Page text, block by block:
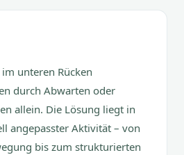
unteren Rücken
durch Abwarten oder
allein. Die Lösung liegt in
angepasster Aktivität – von
bis zum strukturierten